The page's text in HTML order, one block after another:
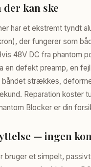
kan ske
har et ekstremt tyndt
der fungerer som
48V DC fra phantom
en defekt preamp, en
strækkes,
Reparation koster
Blocker er din
— ingen
bruger et simpelt,